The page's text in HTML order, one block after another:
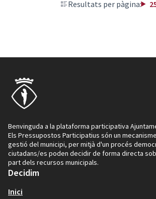
Resultats per pàgina:
Benvinguda a la plataforma participativa
Els Pressupostos Participatius són un
gestió del municipi, per mitjà d'un procés
ciutadans/es poden decidir de forma directa
part dels recursos municipals.
Decidim
Inici